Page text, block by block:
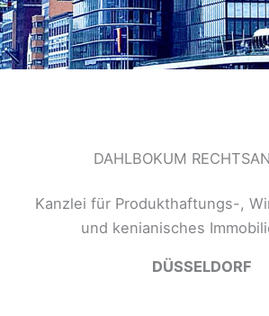
DAHLBOKUM
Kanzlei für Produkthaftungs-,
und kenianisches
DÜSSELDORF